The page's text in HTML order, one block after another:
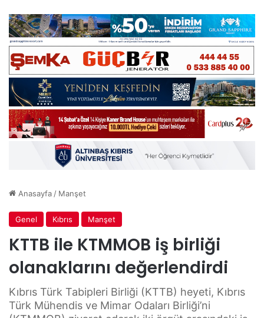
Anasayfa / Manşet
Genel Kıbrıs Manşet
KTTB ile KTMMOB iş birliği
olanaklarını değerlendirdi
Kıbrıs Türk Tabipleri Birliği (KTTB) heyeti, Kıbrıs
Türk Mühendis ve Mimar Odaları Birliği’ni